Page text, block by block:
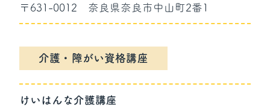
〒631-0012
奈良県奈良市中山町2番1
介護・障がい資格講座
けいはんな介護講座